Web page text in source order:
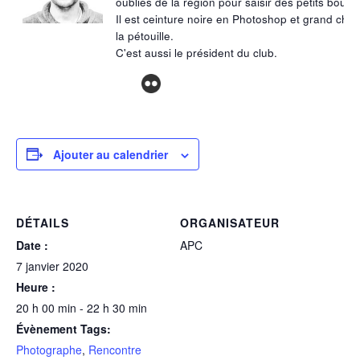
Il est ceinture noire en Photoshop et grand
la pétouille.
C'est aussi le président du club.
Ajouter au calendrier
DÉTAILS
Date :
7 janvier 2020
Heure :
20 h 00 min - 22 h 30 min
Évènement Tags:
Photographe, Rencontre
ORGANISATEUR
APC